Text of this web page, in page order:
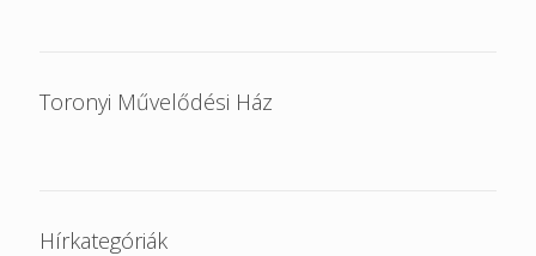
Toronyi Művelődési Ház
Hírkategóriák